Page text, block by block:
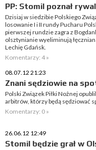
PP: Stomil poznał
Dzisiaj w siedzibie Polskiego
losowanie I i II rundy Pucharu
pierwszej rundzie zagra z
olsztynianie wyeliminują
Lechię Gdańsk.
Komentarzy: 4 »
08.07.12 21:23
Znani sędziowie na
Polski Związek Piłki Nożnej
arbitrów, którzy będą sędziować
Komentarzy: 0 »
26.06.12 12:49
Stomil będzie grał w